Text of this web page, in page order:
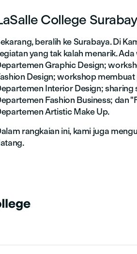
College
beralih ke Surabaya. Di
yang tak kalah menarik.
Graphic Design;
Design; workshop
Interior Design; sharing
Fashion Business; dan
Artistic Make Up.
rangkaian ini, kami juga